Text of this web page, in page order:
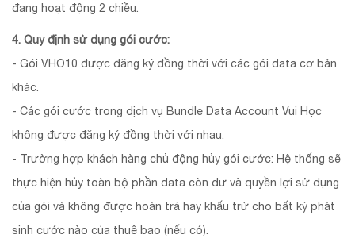
đang hoạt động 2 chiều.
4. Quy định sử dụng gói cước:
- Gói VHO10 được đăng ký đồng thời với các gói data cơ bản
khác.
- Các gói cước trong dịch vụ Bundle Data Account Vui Học
không được đăng ký đồng thời với nhau.
- Trường hợp khách hàng chủ động hủy gói cước: Hệ thống sẽ
thực hiện hủy toàn bộ phần data còn dư và quyền lợi sử dụng
của gói và không được hoàn trả hay khấu trừ cho bất kỳ phát
sinh cước nào của thuê bao (nếu có).